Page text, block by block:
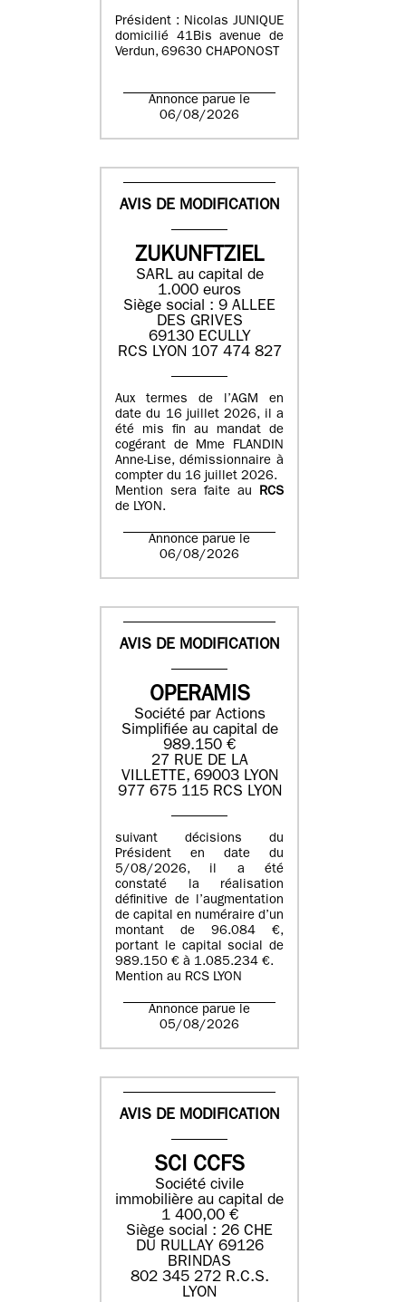
Président : Nicolas JUNIQUE
domicilié 41Bis avenue de
Verdun, 69630 CHAPONOST
Annonce parue le
06/08/2026
AVIS DE MODIFICATION
ZUKUNFTZIEL
SARL au capital de
1.000 euros
Siège social : 9 ALLEE
DES GRIVES
69130 ECULLY
RCS LYON 107 474 827
Aux termes de l’AGM en
date du 16 juillet 2026, il a
été mis fin au mandat de
cogérant de Mme FLANDIN
Anne-Lise, démissionnaire à
compter du 16 juillet 2026.
Mention sera faite au RCS
de LYON.
Annonce parue le
06/08/2026
AVIS DE MODIFICATION
OPERAMIS
Société par Actions
Simplifiée au capital de
989.150 €
27 RUE DE LA
VILLETTE, 69003 LYON
977 675 115 RCS LYON
suivant décisions du
Président en date du
5/08/2026, il a été
constaté la réalisation
définitive de l’augmentation
de capital en numéraire d’un
montant de 96.084 €,
portant le capital social de
989.150 € à 1.085.234 €.
Mention au RCS LYON
Annonce parue le
05/08/2026
AVIS DE MODIFICATION
SCI CCFS
Société civile
immobilière au capital de
1 400,00 €
Siège social : 26 CHE
DU RULLAY 69126
BRINDAS
802 345 272 R.C.S.
LYON